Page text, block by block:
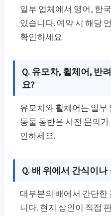
일부 업체에서 영어, 한
있습니다. 예약 시 해당
확인하세요.
Q. 유모차, 휠체어, 반
요?
유모차와 휠체어는 일부
동물 동반은 사전 문의
인하세요.
Q. 배 위에서 간식이
대부분의 배에서 간단한
니다. 현지 상인이 직접